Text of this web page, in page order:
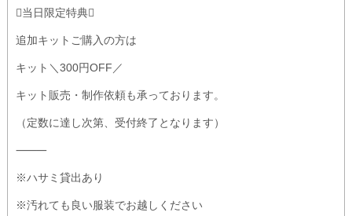
当日限定特典
追加キットご購入の方は
キット＼300円OFF／
キット販売・制作依頼も承っております。
（定数に達し次第、受付終了となります）
⸻
※ハサミ貸出あり
※汚れても良い服装でお越しください